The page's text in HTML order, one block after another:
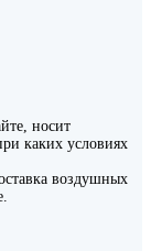
носит
каких условиях
воздушных